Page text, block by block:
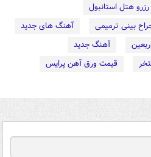
رزرو هتل استانبول
بینی ترمیمی
آهنگ های جدید
آهنگ جدید
قیمت ورق آهن پرایس